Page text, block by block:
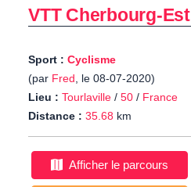
VTT Cherbourg-Est
Sport : Cyclisme
(par Fred, le 08-07-2020)
Lieu : Tourlaville / 50 / France
Distance : 35.68 km
Afficher le parcours